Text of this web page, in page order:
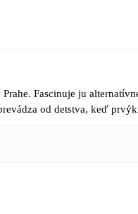
Fascinuje ju
od detstva, keď